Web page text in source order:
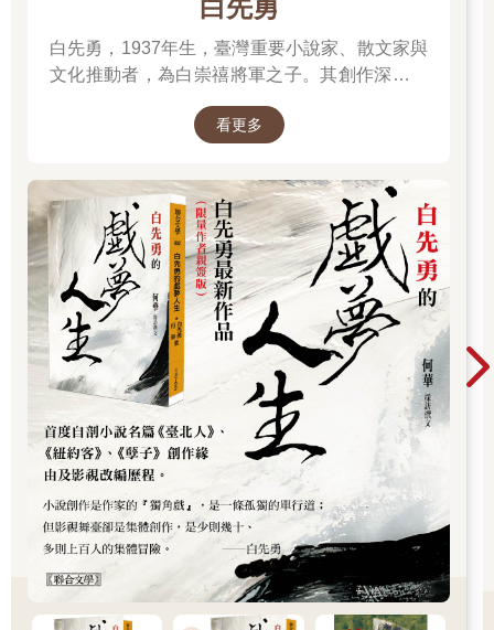
人，我喝酒是為了讓讀到的書永遠使我難以入眠，使我得了顫抖
症，因為我跟黑格爾的觀點是一致的：高貴的人不一定是貴族，
罪犯不一定是凶手。如果我會寫作，我要寫一本論及人的最大幸
福和最大不幸的書。透過閱讀，我從書本中認識到天道不仁慈，
一個有頭腦的人因而也不仁慈，並非他不想仁慈，而是這樣做違
背常情。珍貴的書籍經過我的手在我的打包機中毀滅，我無力阻
而已。書敎會了我領略破壞的樂趣，我喜歡滂沱大雨，喜歡爆破
隊，我常常一站幾個小時，觀看爆破專家們怎樣像給巨型輪胎打
氣似的，以一個協調的動作把一排排屋宇、一條條街道炸毀，那
起爆的時刻總使我百看不厭，所有的磚頭、石板、梁木統統被舉
了起來，房屋隨即像件衣裳似的靜靜地坍塌，猶如遠洋輪船在鍋
爐爆炸之後迅速沉入海底。我站在鋪天蓋地的塵埃中，傾聽著爆
炸的樂曲，心裡想著我在深深的地下室裡的工作，那裡有一臺打
包機，我在它的旁邊，在幾盞電燈的照明下工作了三十五年，我
聽得見上面院子裡來往行人的腳步聲，地下室的天花板上開了一
個洞，形形色色的東西有如天上撒下的豐饒角似的從這個洞口落
下來，一只只大袋、一個個木箱或紙箱搬到洞口，傾倒下來的物
品中有花店買來，現已枯萎的花枝、批發店的包裝紙、舊節目單
和廢車票、裹冰棒和冰淇淋的紙、濺著繪畫顏料的廢紙、屠宰場
送來的大批溼漉漉、血跡斑斑的包肉紙、照相館切削下來的扎手
的尖角、辦公室字紙簍的廢紙和打字機色帶、慶賀生日和命名日
的花束，有時倒下來的報紙中捲著一塊鋪路的大鵝卵石，這是為
了過磅時增添一點分量，此外還有誤扔的剪刀、錘子和拔釘器、
肉店的砍肉刀和殘留著咖啡渣的杯子，不時還有枯萎了的婚禮花
束以及葬禮上色彩鮮豔的紙花圈。三十五年來，我用打包機把這
白先勇
白先勇，1937年生，臺灣重要小說家、散文家與
文化推動者，為白崇禧將軍之子。其創作深受中
國記憶與人性孤獨。代表作包括小說集《臺北
以及散文《樹猶如此》。除文學創作外，他亦長
年致力於崑曲、紅樓夢等傳統文化的保存與推
廣，對華文文學與文化影響深遠。
看更多